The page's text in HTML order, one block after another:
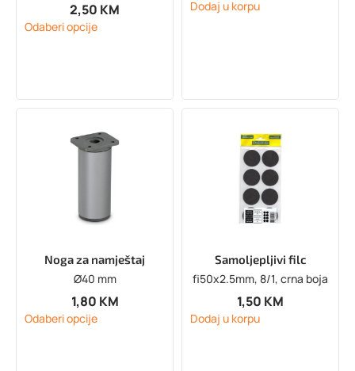
2,50 KM
Odaberi opcije
Dodaj u korpu
Noga za namještaj
Ø40 mm
1,80 KM
Odaberi opcije
Samoljepljivi filc
fi50x2.5mm, 8/1, crna boja
1,50 KM
Dodaj u korpu